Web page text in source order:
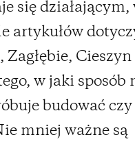
się działającym,
artykułów
Cieszyn
w jaki sposób
budować czy
mniej ważne są